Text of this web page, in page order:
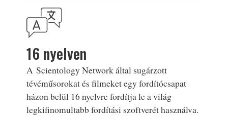
16 nyelven
A Scientology Network által sugárzott
tévéműsorokat és filmeket egy fordítócsapat
házon belül 16 nyelvre fordítja le a világ
legkifinomultabb fordítási szoftverét használva.